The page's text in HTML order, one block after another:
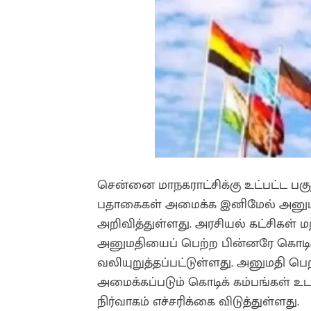
சென்னை மாநகராட்சிக்கு உட்பட்ட
பதாகைகள் அமைக்க இனிமேல்
அறிவித்துள்ளது. அரசியல் கட்சிகள்
அனுமதியைப் பெற்ற பின்னரே
வலியுறுத்தப்பட்டுள்ளது.
அமைக்கப்படும் கொடிக் கம்பங்கள்
நிர்வாகம் எச்சரிக்கை விடுத்துள்ளது.